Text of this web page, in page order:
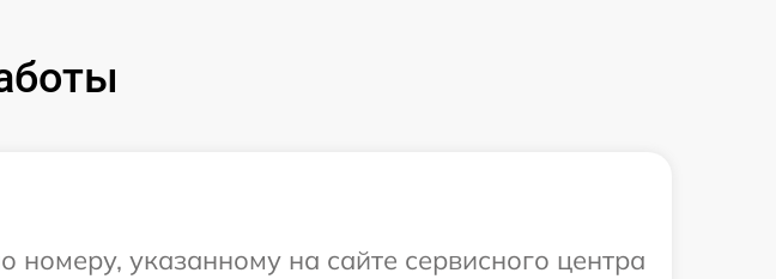
указанному на сайте сервисного центра